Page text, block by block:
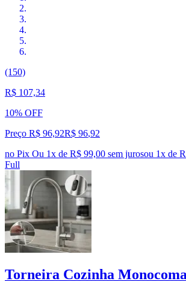
(150)
R$ 107,34
10% OFF
Preço R$ 96,92R$ 96,92
no Pix Ou 1x de R$ 99,00 sem jurosou 1x de
Full
Torneira Cozinha